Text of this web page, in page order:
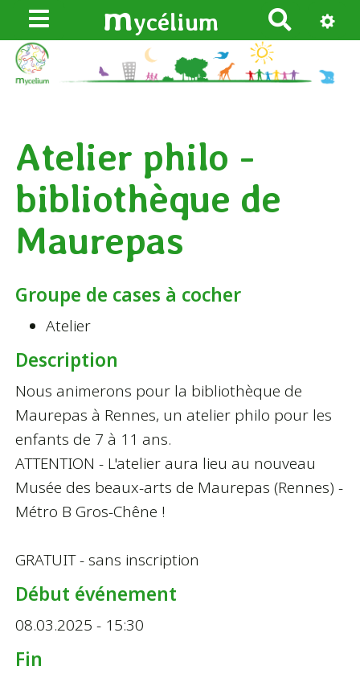
mycélium
e
c
h
Atelier philo -
bibliothèque de
Maurepas
Groupe de cases à cocher
Atelier
Description
Nous animerons pour la bibliothèque de
Maurepas à Rennes, un atelier philo pour les
enfants de 7 à 11 ans.
ATTENTION - L'atelier aura lieu au nouveau
Musée des beaux-arts de Maurepas (Rennes) -
Métro B Gros-Chêne !
GRATUIT - sans inscription
Début événement
08.03.2025 - 15:30
Fin